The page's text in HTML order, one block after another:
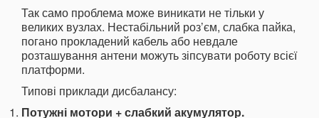
Так само проблема може виникати не тільки у
великих вузлах. Нестабільний роз’єм, слабка пайка,
погано прокладений кабель або невдале
розташування антени можуть зіпсувати роботу всієї
платформи.
Типові приклади дисбалансу:
Потужні мотори + слабкий акумулятор.